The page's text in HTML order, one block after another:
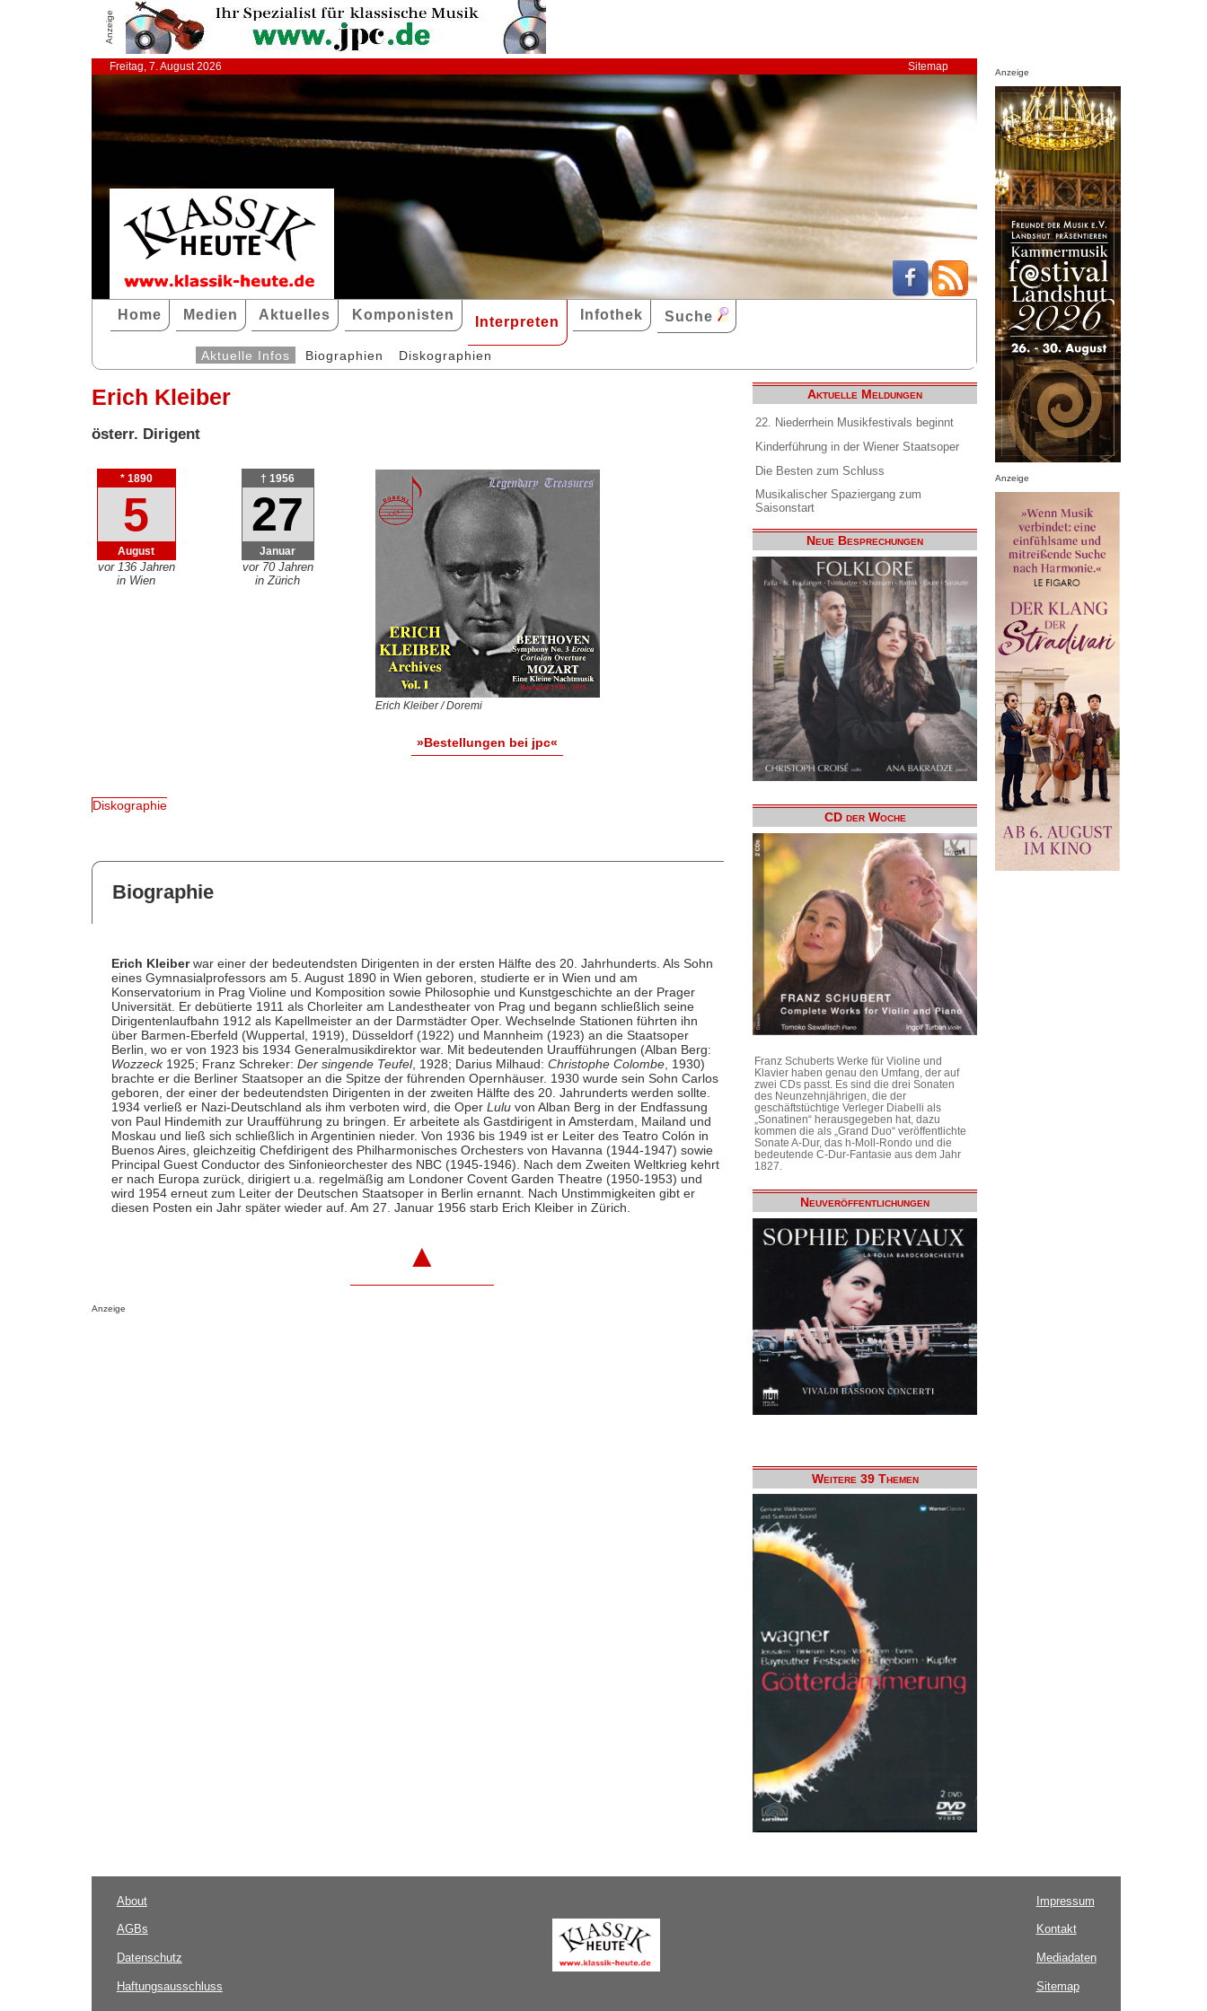
Anzeige
Freitag, 7. August 2026 Sitemap
Home Medien Aktuelles Komponisten Interpreten Infothek Suche
Aktuelle Infos Biographien Diskographien
Erich Kleiber
österr. Dirigent
* 1890
5
August
vor 136 Jahren
in Wien
† 1956
27
Januar
vor 70 Jahren
in Zürich
Erich Kleiber / Doremi
»Bestellungen bei jpc«
Diskographie
Biographie
Erich Kleiberwar einer der bedeutendsten Dirigenten in der ersten Hälfte des 20. Jahrhunderts. Als Sohn
eines Gymnasialprofessors am 5. August 1890 in Wien geboren, studierte er in Wien und am
Konservatorium in Prag Violine und Komposition sowie Philosophie und Kunstgeschichte an der Prager
Universität. Er debütierte 1911 als Chorleiter am Landestheater von Prag und begann schließlich seine
Dirigentenlaufbahn 1912 als Kapellmeister an der Darmstädter Oper. Wechselnde Stationen führten ihn
über Barmen-Eberfeld (Wuppertal, 1919), Düsseldorf (1922) und Mannheim (1923) an die Staatsoper
Berlin, wo er von 1923 bis 1934 Generalmusikdirektor war. Mit bedeutenden Uraufführungen (Alban Berg:
Wozzeck1925; Franz Schreker: Der singende Teufel, 1928; Darius Milhaud: Christophe Colombe, 1930)
brachte er die Berliner Staatsoper an die Spitze der führenden Opernhäuser. 1930 wurde sein Sohn Carlos
geboren, der einer der bedeutendsten Dirigenten in der zweiten Hälfte des 20. Jahrunderts werden sollte.
1934 verließ er Nazi-Deutschland als ihm verboten wird, die Oper Luluvon Alban Berg in der Endfassung
von Paul Hindemith zur Uraufführung zu bringen. Er arbeitete als Gastdirigent in Amsterdam, Mailand und
Moskau und ließ sich schließlich in Argentinien nieder. Von 1936 bis 1949 ist er Leiter des Teatro Colón in
Buenos Aires, gleichzeitig Chefdirigent des Philharmonisches Orchesters von Havanna (1944-1947) sowie
Principal Guest Conductor des Sinfonieorchester des NBC (1945-1946). Nach dem Zweiten Weltkrieg kehrt
er nach Europa zurück, dirigiert u.a. regelmäßig am Londoner Covent Garden Theatre (1950-1953) und
wird 1954 erneut zum Leiter der Deutschen Staatsoper in Berlin ernannt. Nach Unstimmigkeiten gibt er
diesen Posten ein Jahr später wieder auf. Am 27. Januar 1956 starb Erich Kleiber in Zürich.
▲
Anzeige
Aktuelle Meldungen
22. Niederrhein Musikfestivals beginnt
Kinderführung in der Wiener Staatsoper
Die Besten zum Schluss
Musikalischer Spaziergang zum
Saisonstart
Neue Besprechungen
CD der Woche
Franz Schuberts Werke für Violine und
Klavier haben genau den Umfang, der auf
zwei CDs passt. Es sind die drei Sonaten
des Neunzehnjährigen, die der
geschäftstüchtige Verleger Diabelli als
„Sonatinen“ herausgegeben hat, dazu
kommen die als „Grand Duo“ veröffentlichte
Sonate A-Dur, das h-Moll-Rondo und die
bedeutende C-Dur-Fantasie aus dem Jahr
1827.
Neuveröffentlichungen
Weitere 39 Themen
Anzeige
Anzeige
About
AGBs
Datenschutz
Haftungsausschluss
Impressum
Kontakt
Mediadaten
Sitemap